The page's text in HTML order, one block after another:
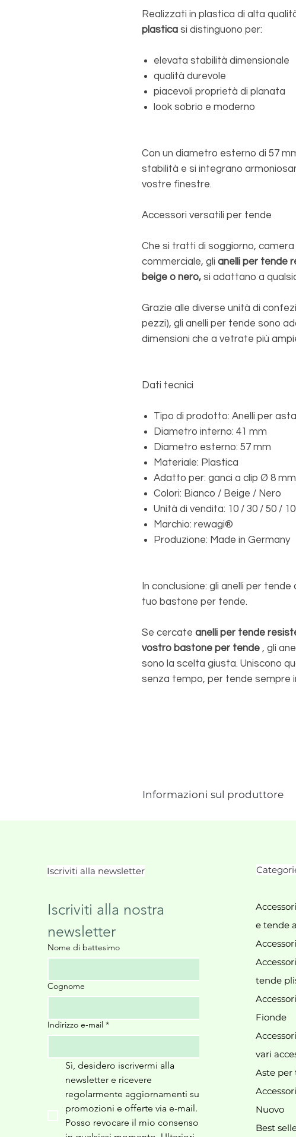
Realizzati in plastica di alta
plastica si distinguono per:
elevata stabilità dimensionale
qualità durevole
piacevoli proprietà di planata
look sobrio e moderno
Con un diametro esterno di 57
stabilità e si integrano
vostre finestre.
Accessori versatili per tende
Che si tratti di soggiorno,
commerciale, gli anelli per tende
beige o nero, si adattano a
Grazie alle diverse unità di
pezzi), gli anelli per tende sono
dimensioni che a vetrate più
Dati tecnici
Tipo di prodotto: Anelli per
Diametro interno: 41 mm
Diametro esterno: 57 mm
Materiale: Plastica
Adatto per: ganci a clip Ø 8
Colori: Bianco / Beige / Nero
Unità di vendita: 10 / 30 / 50 /
Marchio: rewagi®
Produzione: Made in Germany
In conclusione: gli anelli per
tuo bastone per tende.
Se cercate anelli per tende
vostro bastone per tende , gli
sono la scelta giusta. Uniscono
senza tempo, per tende sempre
Informazioni sul produttore
Iscriviti alla newsletter
Iscriviti alla nostra
newsletter
Nome di battesimo
Cognome
Indirizzo e-mail *
Sì, desidero iscrivermi alla
newsletter e ricevere
regolarmente aggiornamenti su
promozioni e offerte via e-mail.
Posso revocare il mio consenso
e tende
tende
Fionde
vari
Aste per
Nuovo
Best